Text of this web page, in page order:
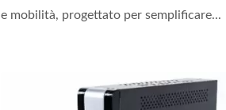
e mobilità, progettato per semplificare...